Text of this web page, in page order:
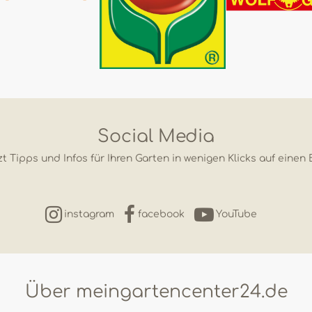
Social Media
Tipps und Infos für Ihren Garten in wenigen Klicks auf einen
instagram facebook YouTube
Über meingartencenter24.de